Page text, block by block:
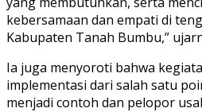
kebersamaan dan empati di
Kabupaten Tanah Bumbu,”
Ia juga menyoroti bahwa
implementasi dari salah satu
menjadi contoh dan pelopor